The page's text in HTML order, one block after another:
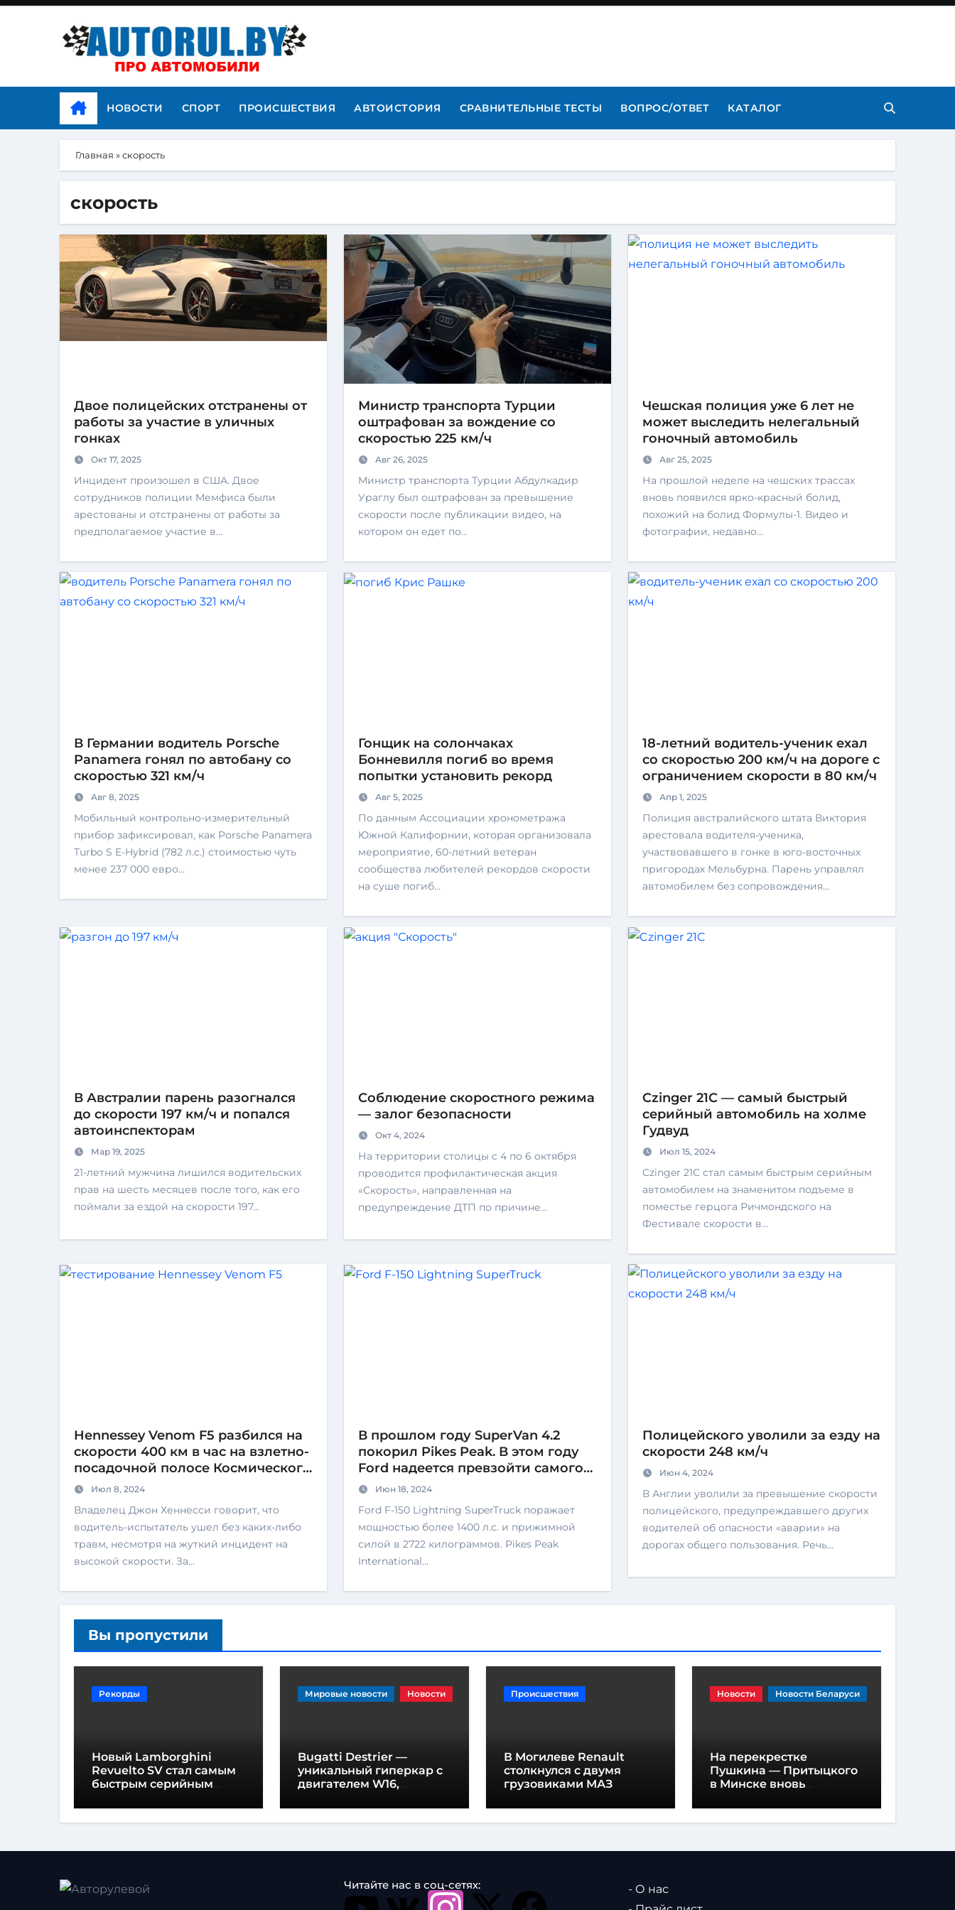
НОВОСТИ СПОРТ ПРОИСШЕСТВИЯ АВТОИСТОРИЯ СРАВНИТЕЛЬНЫЕ ТЕСТЫ ВОПРОС/ОТВЕТ КАТАЛОГ
Главная »скорость
скорость
Двое полицейских отстранены от
работы за участие в уличных
гонках
Окт 17, 2025
Инцидент произошел в США. Двое
сотрудников полиции Мемфиса были
арестованы и отстранены от работы за
предполагаемое участие в…
Министр транспорта Турции
оштрафован за вождение со
скоростью 225 км/ч
Авг 26, 2025
Министр транспорта Турции Абдулкадир
Ураглу был оштрафован за превышение
скорости после публикации видео, на
котором он едет по…
Чешская полиция уже 6 лет не
может выследить нелегальный
гоночный автомобиль
Авг 25, 2025
На прошлой неделе на чешских трассах
вновь появился ярко-красный болид,
похожий на болид Формулы-1. Видео и
фотографии, недавно…
В Германии водитель Porsche
Panamera гонял по автобану со
скоростью 321 км/ч
Авг 8, 2025
Мобильный контрольно-измерительный
прибор зафиксировал, как Porsche Panamera
Turbo S E-Hybrid (782 л.с.) стоимостью чуть
менее 237 000 евро…
Гонщик на солончаках
Бонневилля погиб во время
попытки установить рекорд
Авг 5, 2025
По данным Ассоциации хронометража
Южной Калифорнии, которая организовала
мероприятие, 60-летний ветеран
сообщества любителей рекордов скорости
на суше погиб…
18-летний водитель-ученик ехал
со скоростью 200 км/ч на дороге с
ограничением скорости в 80 км/ч
Апр 1, 2025
Полиция австралийского штата Виктория
арестовала водителя-ученика,
участвовавшего в гонке в юго-восточных
пригородах Мельбурна. Парень управлял
автомобилем без сопровождения…
В Австралии парень разогнался
до скорости 197 км/ч и попался
автоинспекторам
Мар 19, 2025
21-летний мужчина лишился водительских
прав на шесть месяцев после того, как его
поймали за ездой на скорости 197…
Соблюдение скоростного режима
— залог безопасности
Окт 4, 2024
На территории столицы c 4 по 6 октября
проводится профилактическая акция
«Скорость», направленная на
предупреждение ДТП по причине…
Czinger 21C — самый быстрый
серийный автомобиль на холме
Гудвуд
Июл 15, 2024
Czinger 21C стал самым быстрым серийным
автомобилем на знаменитом подъеме в
поместье герцога Ричмондского на
Фестивале скорости в…
Hennessey Venom F5 разбился на
скорости 400 км в час на взлетно-
посадочной полосе Космического
центра Кеннеди
Июл 8, 2024
Владелец Джон Хеннесси говорит, что
водитель-испытатель ушел без каких-либо
травм, несмотря на жуткий инцидент на
высокой скорости. За…
В прошлом году SuperVan 4.2
покорил Pikes Peak. В этом году
Ford надеется превзойти самого
себяИюн 18, 2024
Ford F-150 Lightning SuperTruck поражает
мощностью более 1400 л.с. и прижимной
силой в 2722 килограммов. Pikes Peak
International…
Полицейского уволили за езду на
скорости 248 км/ч
Июн 4, 2024
В Англии уволили за превышение скорости
полицейского, предупреждавшего других
водителей об опасности «аварии» на
дорогах общего пользования. Речь…
Вы пропустили
Рекорды
Новый Lamborghini
Revuelto SV стал самым
быстрым серийным
Хоккенхайме
Мировые новости Новости
Bugatti Destrier —
уникальный гиперкар с
двигателем W16,
лошадиных сил и
высотой всего один метр
Происшествия
В Могилеве Renault
столкнулся с двумя
грузовиками МАЗ
Новости Новости Беларуси
На перекрестке
Пушкина — Притыцкого
в Минске вновь
разметка
Читайте нас в соц-сетях:
- О нас